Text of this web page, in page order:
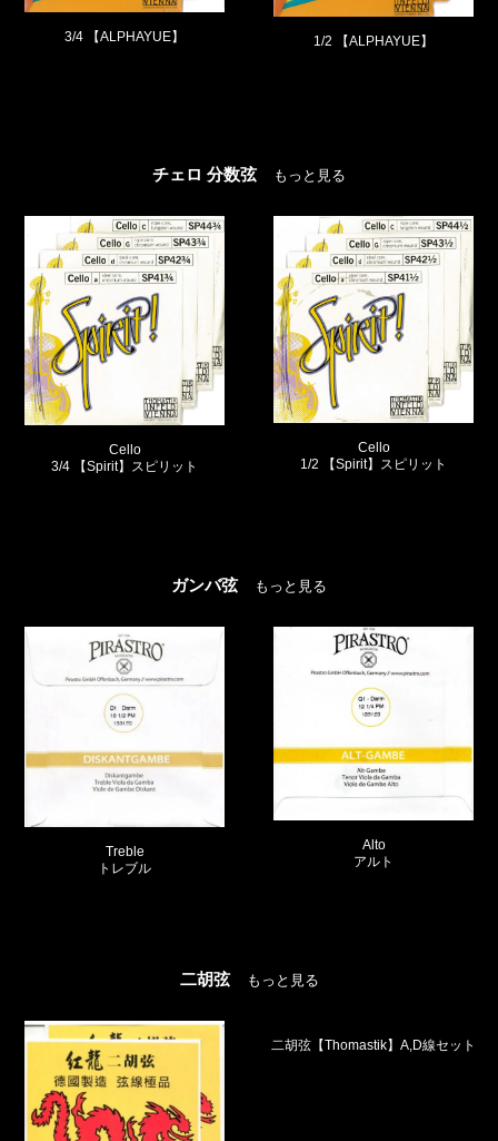
1/2 【ALPHAYUE】 1/4 【ALPHAYUE】
チェロ 分数弦 もっと見る
Cello
1/2 【Spirit】スピリット
Cello
3/4 【Dominant】ドミナント
ガンバ弦 もっと見る
Alto
アルト
Bass
バス（テノール）
二胡弦 もっと見る
二胡弦【Thomastik】A,D線セット